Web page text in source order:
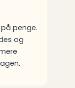
penge.
og